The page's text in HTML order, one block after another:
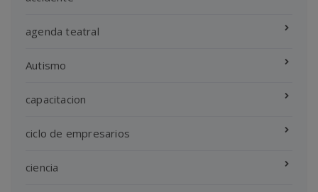
agenda teatral
Autismo
capacitacion
ciclo de empresarios
ciencia